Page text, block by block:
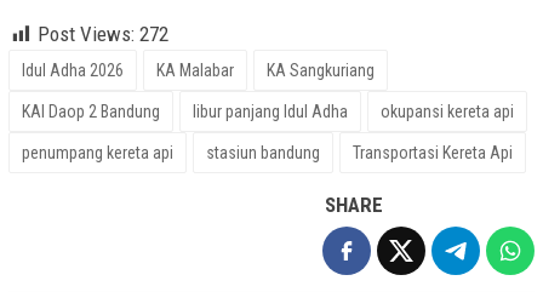
Post Views: 272
Idul Adha 2026 KA Malabar KA Sangkuriang
KAI Daop 2 Bandung libur panjang Idul Adha okupansi kereta api
penumpang kereta api stasiun bandung Transportasi Kereta Api
SHARE